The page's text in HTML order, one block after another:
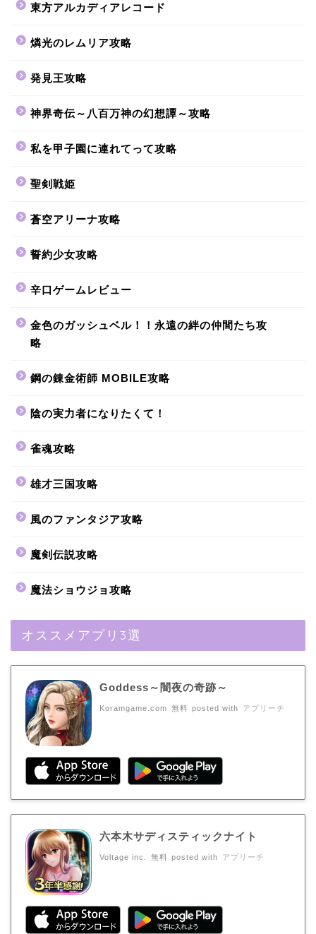
東方アルカディアレコード
燐光のレムリア攻略
発見王攻略
神界奇伝～八百万神の幻想譚～攻略
私を甲子園に連れてって攻略
聖剣戦姫
蒼空アリーナ攻略
誓約少女攻略
辛口ゲームレビュー
金色のガッシュベル！！永遠の絆の仲間たち攻
略
鋼の錬金術師 MOBILE攻略
陰の実力者になりたくて！
雀魂攻略
雄才三国攻略
風のファンタジア攻略
魔剣伝説攻略
魔法ショウジョ攻略
オススメアプリ3選
Goddess～闇夜の奇跡～
Koramgame.com 無料 posted with アプリーチ
六本木サディスティックナイト
Voltage inc. 無料 posted with アプリーチ